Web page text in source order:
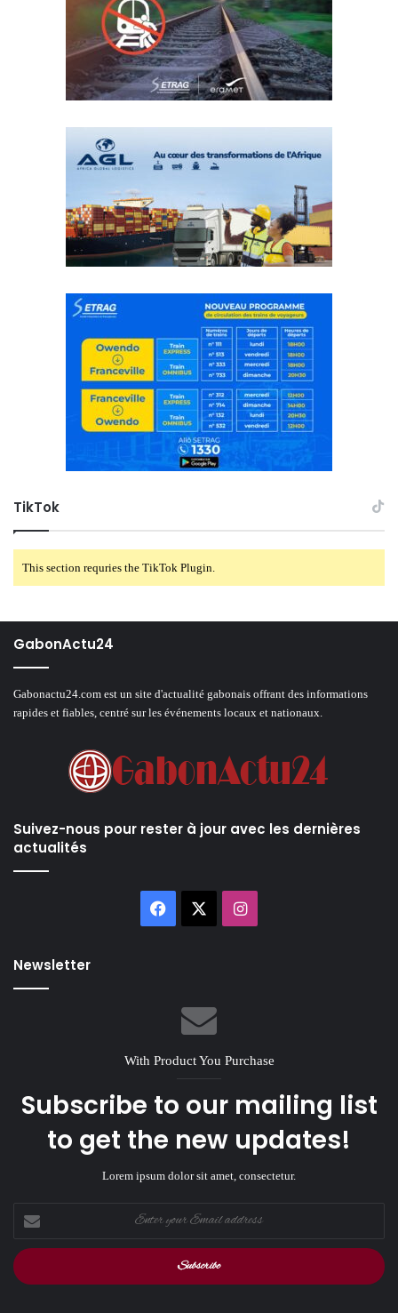
TikTok
This section requries the TikTok Plugin.
GabonActu24
Gabonactu24.com est un site d'actualité gabonais offrant des informations
rapides et fiables, centré sur les événements locaux et nationaux.
Suivez-nous pour rester à jour avec les dernières
actualités
Facebook Instagram
Newsletter
With Product You Purchase
Subscribe to our mailing list
to get the new updates!
Lorem ipsum dolor sit amet, consectetur.
your
Email
address